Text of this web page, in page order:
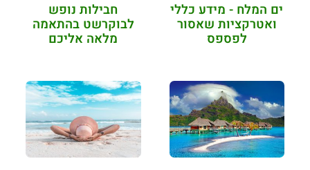
ים המלח - מידע כללי
ואטרקציות שאסור
לפספס
חבילות נופש
לבוקרשט בהתאמה
מלאה אליכם